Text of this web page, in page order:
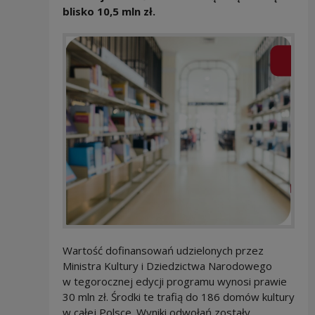
blisko 10,5 mln zł.
Wartość dofinansowań udzielonych przez
Ministra Kultury i Dziedzictwa Narodowego
w tegorocznej edycji programu wynosi prawie
30 mln zł. Środki te trafią do 186 domów kultury